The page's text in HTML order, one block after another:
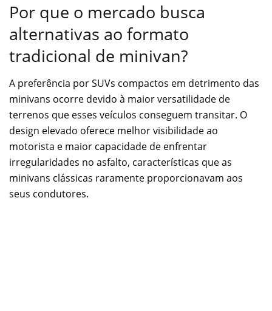
Por que o mercado busca
alternativas ao formato
tradicional de minivan?
A preferência por SUVs compactos em detrimento das
minivans ocorre devido à maior versatilidade de
terrenos que esses veículos conseguem transitar. O
design elevado oferece melhor visibilidade ao
motorista e maior capacidade de enfrentar
irregularidades no asfalto, características que as
minivans clássicas raramente proporcionavam aos
seus condutores.